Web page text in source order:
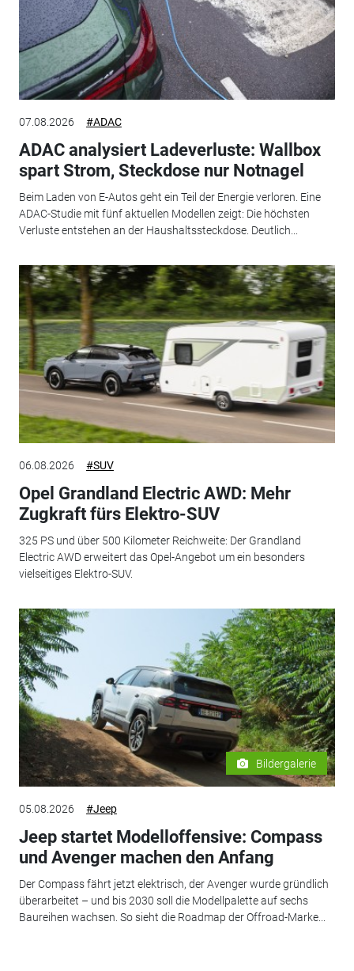
07.08.2026 #ADAC
ADAC analysiert Ladeverluste: Wallbox
spart Strom, Steckdose nur Notnagel
Beim Laden von E-Autos geht ein Teil der Energie verloren. Eine
ADAC-Studie mit fünf aktuellen Modellen zeigt: Die höchsten
Verluste entstehen an der Haushaltssteckdose. Deutlich...
06.08.2026 #SUV
Opel Grandland Electric AWD: Mehr
Zugkraft fürs Elektro-SUV
325 PS und über 500 Kilometer Reichweite: Der Grandland
Electric AWD erweitert das Opel-Angebot um ein besonders
vielseitiges Elektro-SUV.
Bildergalerie
05.08.2026 #Jeep
Jeep startet Modelloffensive: Compass
und Avenger machen den Anfang
Der Compass fährt jetzt elektrisch, der Avenger wurde gründlich
überarbeitet – und bis 2030 soll die Modellpalette auf sechs
Baureihen wachsen. So sieht die Roadmap der Offroad-Marke...